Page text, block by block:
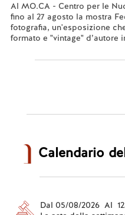
Al MO.CA - Centro per le
fino al 27 agosto la mostra
fotografia, un'esposizione
formato e "vintage"
Calendario
Dal 05/08/2026 Al